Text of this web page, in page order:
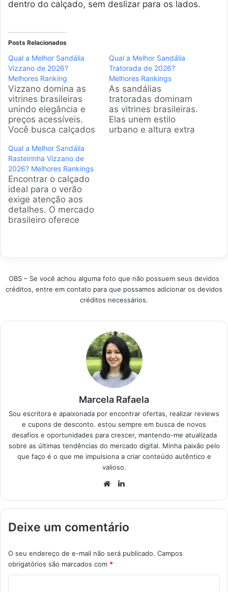
dentro do calçado, sem deslizar para os lados.
Posts Relacionados
Qual a Melhor Sandália
Vizzano de 2026?
Melhores Ranking
Vizzano domina as
vitrines brasileiras
unindo elegância e
preços acessíveis.
Você busca calçados
mão da economia.
Selecionamos os
modelos campeões
de vendas baseados
em satisfação real.
Esta curadoria foca
em versatilidade e
estilo para seu dia a
Qual a Melhor Sandália
Tratorada de 2026?
Melhores Rankings
As sandálias
tratoradas dominam
as vitrines brasileiras.
Elas unem estilo
urbano e altura extra
para seu estilo?
Avalie…
Qual a Melhor Sandália
Rasteirinha Vizzano de
2026? Melhores Rankings
Encontrar o calçado
ideal para o verão
exige atenção aos
detalhes. O mercado
brasileiro oferece
se destaca pela
economia. Fizemos
um levantamento dos
modelos campeões
garantir que sua
qualquer ocasião.…
OBS – Se você achou alguma foto que não possuem seus devidos
créditos, entre em contato para que possamos adicionar os devidos
créditos necessários.
Marcela Rafaela
Sou escritora e apaixonada por encontrar ofertas, realizar reviews
e cupons de desconto. estou sempre em busca de novos
desafios e oportunidades para crescer, mantendo-me atualizada
sobre as últimas tendências do mercado digital. Minha paixão pelo
que faço é o que me impulsiona a criar conteúdo autêntico e
valioso.
Website
Deixe um comentário
O seu endereço de e-mail não será publicado. Campos
obrigatórios são marcados com *